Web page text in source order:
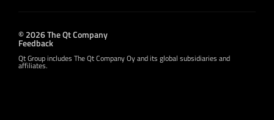
© 2026 The Qt Company
Feedback
Qt Group includes The Qt Company Oy and its global subsidiaries and
affiliates.